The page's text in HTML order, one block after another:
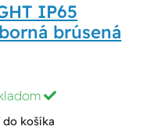
IP65
brúsená
košíka